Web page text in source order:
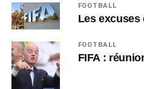
FOOTBALL
Les excuses
FOOTBALL
FIFA :